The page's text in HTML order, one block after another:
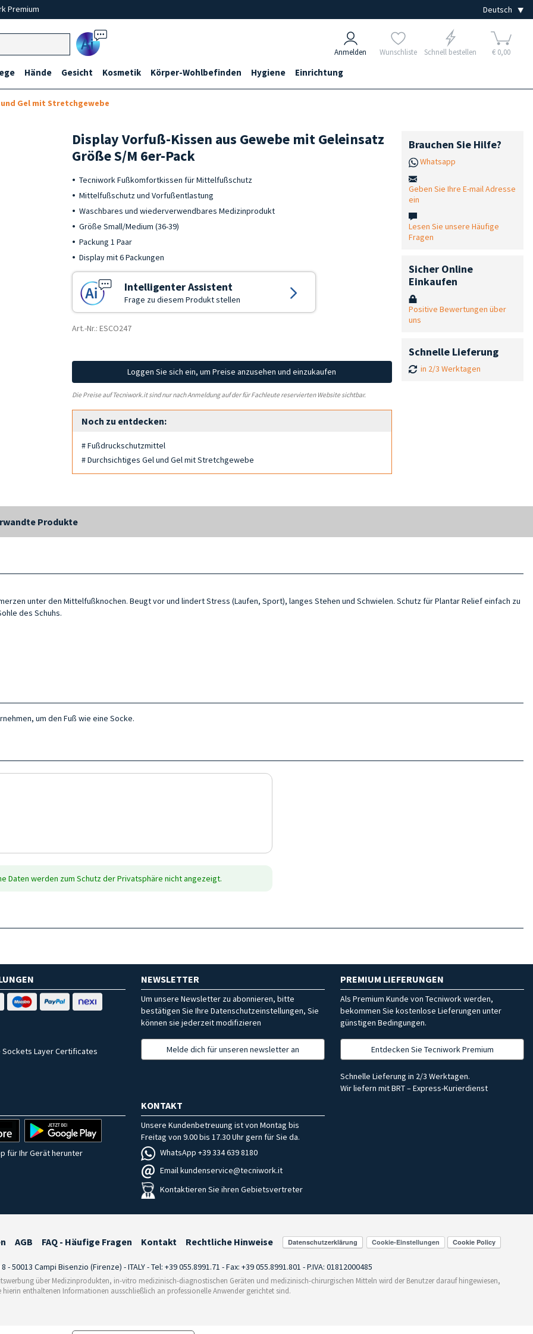
Premium
Ai Anmelden Wunschliste Schnell bestellen € 0,00
Hände Gesicht Kosmetik Körper-Wohlbefinden Hygiene Einrichtung
Gel mit Stretchgewebe
Display Vorfuß-Kissen aus Gewebe mit Geleinsatz
Größe S/M 6er-Pack
Tecniwork Fußkomfortkissen für Mittelfußschutz
Mittelfußschutz und Vorfußentlastung
Waschbares und wiederverwendbares Medizinprodukt
Größe Small/Medium (36-39)
Packung 1 Paar
Display mit 6 Packungen
Intelligenter Assistent
Frage zu diesem Produkt stellen
Art.-Nr.: ESCO247
Loggen Sie sich ein, um Preise anzusehen und einzukaufen
Die Preise auf Tecniwork.it sind nur nach Anmeldung auf der für Fachleute reservierten Website sichtbar.
Noch zu entdecken:
# Fußdruckschutzmittel
# Durchsichtiges Gel und Gel mit Stretchgewebe
Brauchen Sie Hilfe?
Whatsapp
Geben Sie Ihre E-mail Adresse
ein
Lesen Sie unsere Häufige
Fragen
Sicher Online
Einkaufen
Positive Bewertungen über
uns
Schnelle Lieferung
in 2/3 Werktagen
Produkte
unter den Mittelfußknochen. Beugt vor und lindert Stress (Laufen, Sport), langes Stehen und Schwielen. Schutz für Plantar Relief einfach zu
des Schuhs.
um den Fuß wie eine Socke.
Daten werden zum Schutz der Privatsphäre nicht angezeigt.
Sockets Layer Certificates
NEWSLETTER
Um unsere Newsletter zu abonnieren, bitte
bestätigen Sie Ihre Datenschutzeinstellungen, Sie
können sie jederzeit modifizieren
Melde dich für unseren newsletter an
PREMIUM LIEFERUNGEN
Als Premium Kunde von Tecniwork werden,
bekommen Sie kostenlose Lieferungen unter
günstigen Bedingungen.
Entdecken Sie Tecniwork Premium
Schnelle Lieferung in 2/3 Werktagen.
Wir liefern mit BRT – Express-Kurierdienst
für Ihr Gerät herunter
KONTAKT
Unsere Kundenbetreuung ist von Montag bis
Freitag von 9.00 bis 17.30 Uhr gern für Sie da.
WhatsApp +39 334 639 8180
Email kundenservice@tecniwork.it
Kontaktieren Sie ihren Gebietsvertreter
AGB FAQ - Häufige Fragen Kontakt Rechtliche Hinweise Cookie-Einstellungen
- 50013 Campi Bisenzio (Firenze) - ITALY - Tel: +39 055.8991.71 - Fax: +39 055.8991.801 - P.IVA: 01812000485
über Medizinprodukten, in-vitro medizinisch-diagnostischen Geräten und medizinisch-chirurgischen Mitteln wird der Benutzer darauf hingewiesen,
hierin enthaltenen Informationen ausschließlich an professionelle Anwender gerichtet sind.